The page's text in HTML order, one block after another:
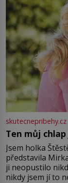
skutecnepribehy.cz
Ten můj
Jsem holka
představila
ji neopustilo
nikdy jsem jí to